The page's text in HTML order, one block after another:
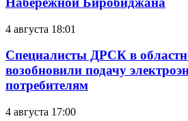
4 августа 18:01
Специалисты ДРСК в
возобновили подачу
потребителям
4 августа 17:00